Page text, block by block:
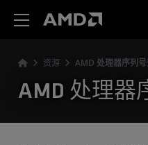
资源 AMD 处理器序列
AMD 处理器